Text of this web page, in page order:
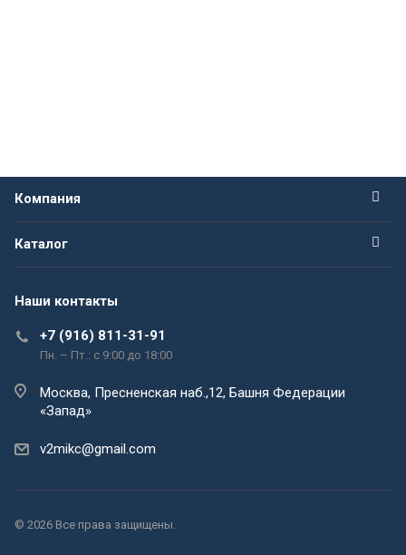
Компания
Каталог
Наши контакты
+7 (916) 811-31-91
Пн. – Пт.: с 9:00 до 18:00
Москва, Пресненская наб.,12, Башня Федерации
«Запад»
v2mikc@gmail.com
© 2026 Все права защищены.